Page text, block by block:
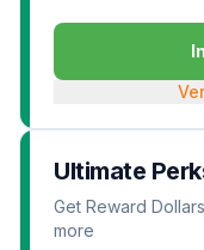
Ultimate
Get Reward
more